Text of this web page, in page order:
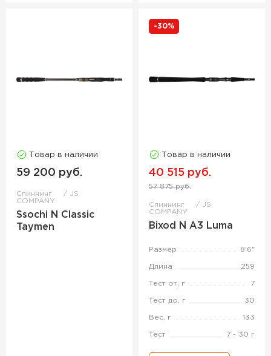
Товар в наличии
59 200 руб.
Спиннинг
JS
COMPANY
Ssochi N Classic
Taymen
-30%
Товар в наличии
40 515 руб.
57 875 руб.
Спиннинг
JS
COMPANY
Bixod N A3 Luma
Размер 8'6"
Длина 259
Тест от, г 7
Тест до, г 30
Вес, г 133
Тест 7 - 30 г